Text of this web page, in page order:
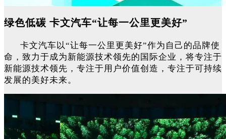
绿色低碳 卡文汽车“让每一公里更美好”
卡文汽车以“让每一公里更美好”作为自己的品牌使
命，致力于成为新能源技术领先的国际企业，将专注于
新能源技术领先，专注于用户价值创造，专注于可持续
发展的美好未来。